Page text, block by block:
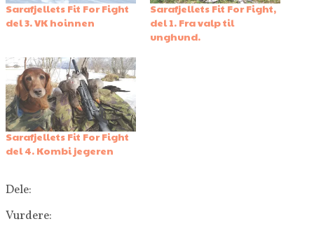
Sarafjellets Fit For Fight
del 3. VK hoinnen
Sarafjellets Fit For Fight,
del 1. Fra valp til
unghund.
Sarafjellets Fit For Fight
del 4. Kombi jegeren
Dele:
Vurdere: